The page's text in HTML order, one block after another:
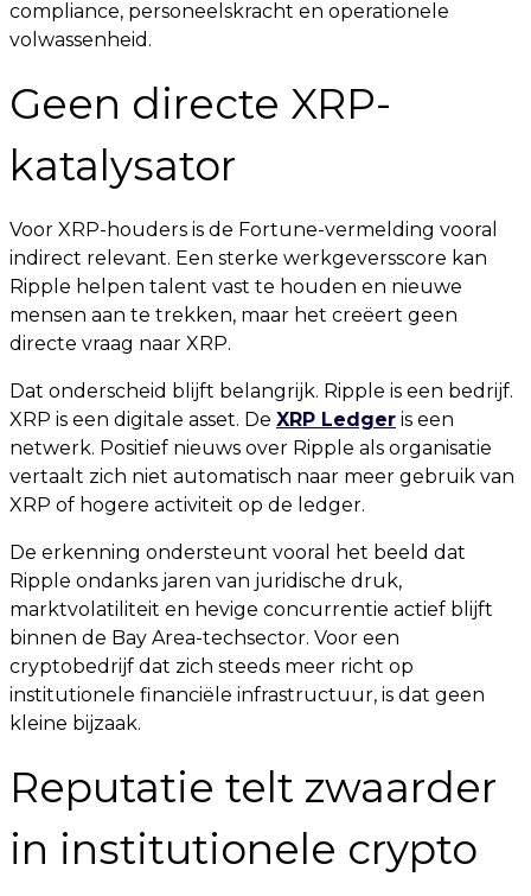
compliance, personeelskracht en operationele
volwassenheid.
Geen directe XRP-
katalysator
Voor XRP-houders is de Fortune-vermelding vooral
indirect relevant. Een sterke werkgeversscore kan
Ripple helpen talent vast te houden en nieuwe
mensen aan te trekken, maar het creëert geen
directe vraag naar XRP.
Dat onderscheid blijft belangrijk. Ripple is een bedrijf.
XRP is een digitale asset. De XRP Ledger is een
netwerk. Positief nieuws over Ripple als organisatie
vertaalt zich niet automatisch naar meer gebruik van
XRP of hogere activiteit op de ledger.
De erkenning ondersteunt vooral het beeld dat
Ripple ondanks jaren van juridische druk,
marktvolatiliteit en hevige concurrentie actief blijft
binnen de Bay Area-techsector. Voor een
cryptobedrijf dat zich steeds meer richt op
institutionele financiële infrastructuur, is dat geen
kleine bijzaak.
Reputatie telt zwaarder
in institutionele crypto